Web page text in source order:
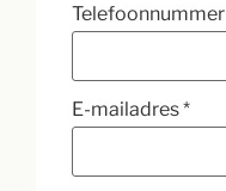
Telefoonnummer
E-mailadres*